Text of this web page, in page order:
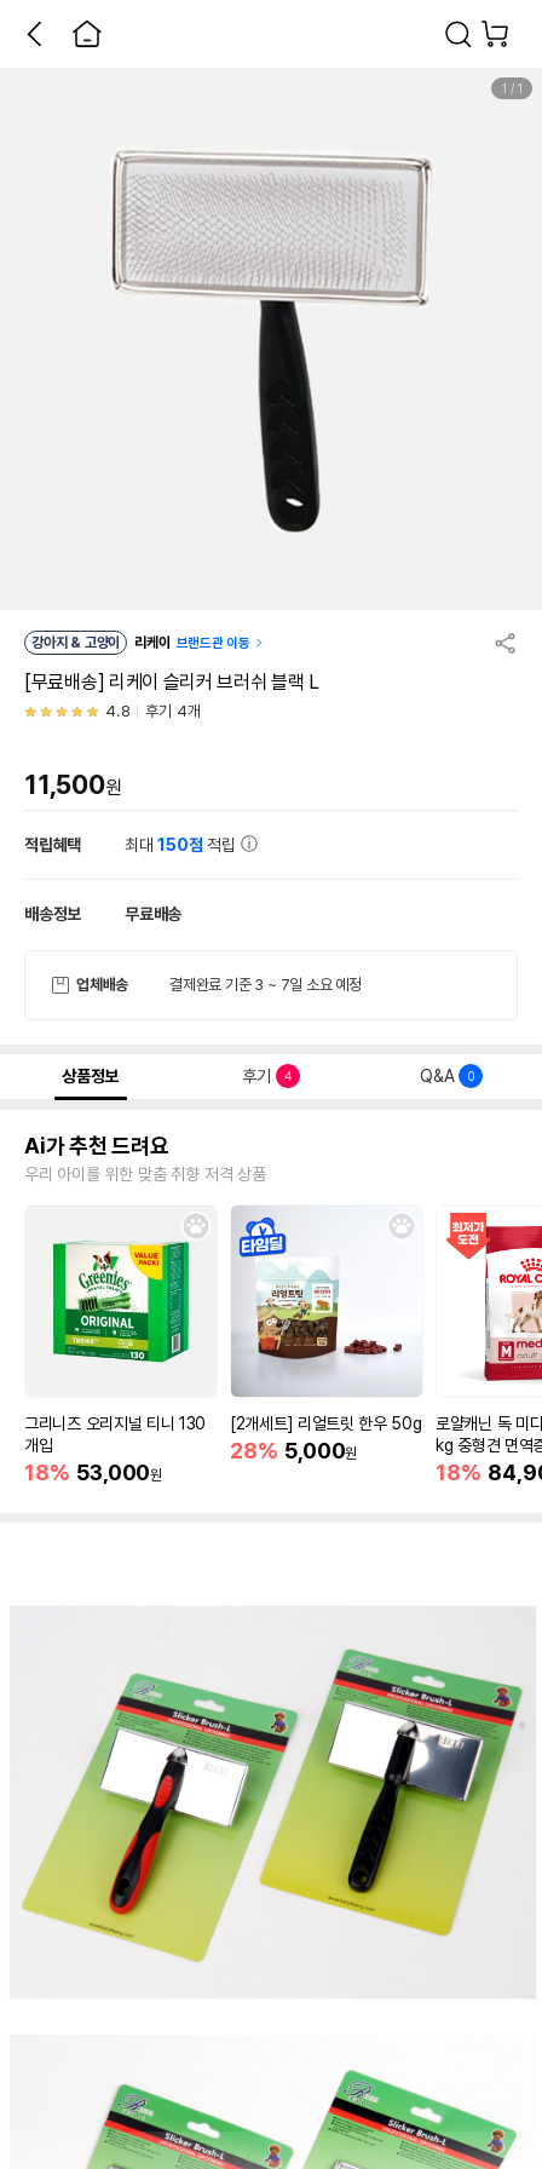
1 / 1
강아지 & 고양이 리케이 브랜드관 이동
[무료배송] 리케이 슬리커 브러쉬 블랙 L
4.8 후기 4개
11,500원
적립혜택 최대150점 적립
배송정보 무료배송
업체배송 결제완료 기준 3 ~ 7일 소요 예정
상품정보 후기 4 Q&A 0
Ai가 추천 드려요
우리 아이를 위한 맞춤 취향 저격 상품
그리니즈 오리지널 티니 130
개입
18% 53,000원
[2개세트] 리얼트릿 한우 50g
28% 5,000원
로얄캐닌 독 미
kg 중형견 면역
18%